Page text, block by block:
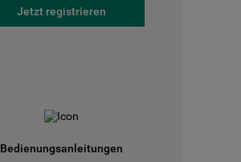
Jetzt registrieren
Bedienungsanleitungen